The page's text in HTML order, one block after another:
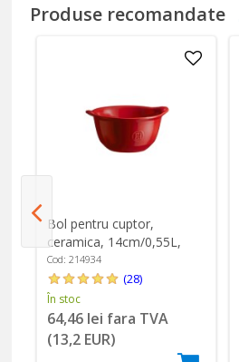
Produse recomandate
Bol pentru cuptor,
ceramica, 14cm/0,55L,
Burgundy - Emile Henry
Cod: 214934
(28)
În stoc
64,46 lei fara TVA
(13,2 EUR)